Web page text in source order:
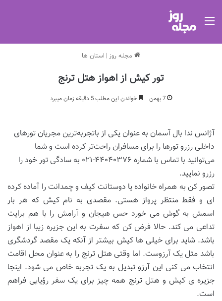
مجله روز | استان ها
تور کیش از اهواز هتل ترنج
7 بهمن خواندن این مطلب 5 دقیقه زمان میبرد
آژانس ندا بال آسمان به عنوان یکی از باتجربه‌ترین مجریان تورهای
داخلی رزرو تورها را برای مسافران راحت‌تر کرده است و شما
می‌توانید با تماس با شماره ۴۴۰۴۰۳۷۶-۰۲۱ به سادگی تور خود را
رزرو نمایید.
تصور کن به همراه خانواده یا دوستانت کیف و چمدانت را آماده کرده
ای و فقط منتظر پرواز هستی. مقصدی به نام کیش که هر بار
اسمش به گوش می خورد حس هیجان و آرامش را با هم برایت
تداعی می کند. حالا فرض کن که سفرت به این جزیره زیبا از اهواز
باشد. شاید برای خیلی ها کیش بیشتر از آنکه یک مقصد گردشگری
باشد مثل یک آرزوست. اما وقتی هتل ترنج را به عنوان محل اقامت
انتخاب می کنی این آرزو تبدیل به یک تجربه خاص می شود. اینجا
جزیره ی کیش و هتل ترنج همه چیز برای یک سفر رؤیایی فراهم
است.